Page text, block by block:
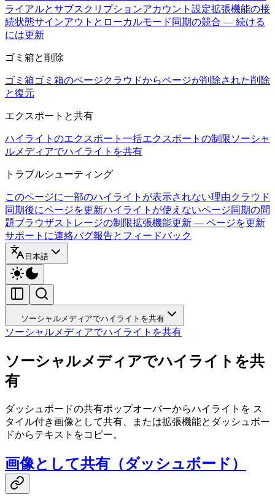
ライアルとサブスクリプションアカウント設定拡張機能の接
続状態サインアウトとローカルモード 同期の競合 — 続ける
には更新
ゴミ箱と削除
ゴミ箱ゴミ箱のページクラウドからページが削除された削除
と復元
エクスポートと共有
ハイライトのエクスポート 一括エクスポートの制限ソーシャ
ルメディアでハイライトを共有
トラブルシューティング
このページに一部のハイライトが表示されない理由クラウド
同期後にページを更新ハイライトが使えないページ同期の問
題ブラウザストレージの制限拡張機能更新 — ページを更新
サポートに連絡バグ報告とフィードバック
日本語
ソーシャルメディアでハイライトを共有
ソーシャルメディアでハイライトを共有
ソーシャルメディアでハイライトを共
有
ダッシュボードの共有ポップオーバーからハイライトを ス
タイル付き画像として共有、または拡張機能とダッシュボー
ドからテキストをコピー。
画像として共有（ダッシュボード）